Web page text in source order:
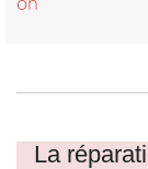
La